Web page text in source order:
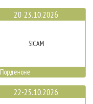
20-23.10.2026
SICAM
Порденоне
22-25.10.2026